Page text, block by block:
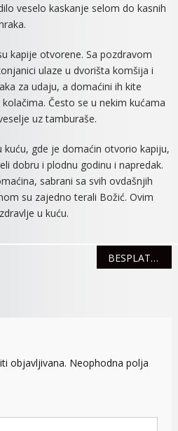
veselo kaskanje selom do kasnih
kapije otvorene. Sa pozdravom
ulaze u dvorišta komšija i
za udaju, a domaćini ih kite
Često se u nekim kućama
uz tamburaše.
kuću, gde je domaćin otvorio kapiju,
dobru i plodnu godinu i napredak.
sabrani sa svih ovdašnjih
su zajedno terali Božić. Ovim
u kuću.
BESPLATAN PREVOZ ZA PENZIONERE I STARIJE OD 65 GODINA
objavljivana. Neophodna polja